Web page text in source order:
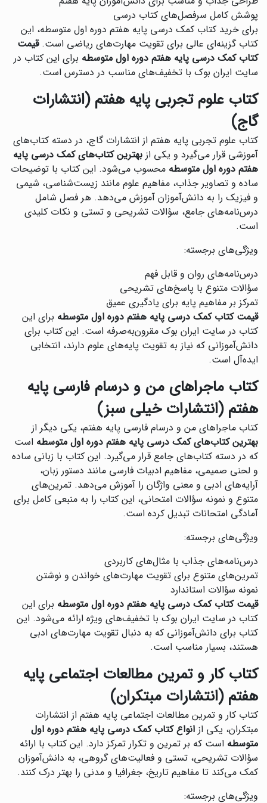
پوشش کامل سرفصل‌های کتاب درسی
برای خرید کتاب کمک درسی پایه هفتم دوره اول متوسطه، این
کتاب گزینه‌ای عالی برای تقویت مهارت‌های ریاضی است.قیمت
کتاب کمک درسی پایه هفتم دوره اول متوسطه برای این کتاب در
سایت ایران بوک با تخفیف‌های مناسب در دسترس است.
کتاب علوم تجربی پایه هفتم (انتشارات
گاج)
کتاب علوم تجربی پایه هفتم از انتشارات گاج، در دسته کتاب‌های
آموزشی قرار می‌گیرد و یکی از بهترین کتاب‌های کمک درسی پایه
هفتم دوره اول متوسطه محسوب می‌شود. این کتاب با توضیحات
ساده و تصاویر جذاب، مفاهیم علوم مانند زیست‌شناسی، شیمی
و فیزیک را به دانش‌آموزان آموزش می‌دهد. هر فصل شامل
درس‌نامه‌های جامع، سؤالات تشریحی و تستی و نکات کلیدی
است.
ویژگی‌های برجسته:
درس‌نامه‌های روان و قابل فهم
سؤالات متنوع با پاسخ‌های تشریحی
تمرکز بر مفاهیم پایه برای یادگیری عمیق
قیمت کتاب کمک درسی پایه هفتم دوره اول متوسطه برای این
کتاب در سایت ایران بوک مقرون‌به‌صرفه است. این کتاب برای
دانش‌آموزانی که نیاز به تقویت پایه‌های علوم دارند، انتخابی
ایده‌آل است.
کتاب ماجراهای من و درسام فارسی پایه
هفتم (انتشارات خیلی سبز)
کتاب ماجراهای من و درسام فارسی پایه هفتم، یکی دیگر از
بهترین کتاب‌های کمک درسی پایه هفتم دوره اول متوسطه است
که در دسته کتاب‌های جامع قرار می‌گیرد. این کتاب با زبانی ساده
و لحنی صمیمی، مفاهیم ادبیات فارسی مانند دستور زبان،
آرایه‌های ادبی و معنی واژگان را آموزش می‌دهد. تمرین‌های
متنوع و نمونه سؤالات امتحانی، این کتاب را به منبعی کامل برای
آمادگی امتحانات تبدیل کرده است.
ویژگی‌های برجسته:
درس‌نامه‌های جذاب با مثال‌های کاربردی
تمرین‌های متنوع برای تقویت مهارت‌های خواندن و نوشتن
نمونه سؤالات استاندارد
قیمت کتاب کمک درسی پایه هفتم دوره اول متوسطه برای این
کتاب در سایت ایران بوک با تخفیف‌های ویژه ارائه می‌شود. این
کتاب برای دانش‌آموزانی که به دنبال تقویت مهارت‌های ادبی
هستند، بسیار مناسب است.
کتاب کار و تمرین مطالعات اجتماعی پایه
هفتم (انتشارات مبتکران)
کتاب کار و تمرین مطالعات اجتماعی پایه هفتم از انتشارات
مبتکران، یکی از انواع کتاب کمک درسی پایه هفتم دوره اول
متوسطه است که بر تمرین و تکرار تمرکز دارد. این کتاب با ارائه
سؤالات تشریحی، تستی و فعالیت‌های گروهی، به دانش‌آموزان
کمک می‌کند تا مفاهیم تاریخ، جغرافیا و مدنی را بهتر درک کنند.
ویژگی‌های برجسته: